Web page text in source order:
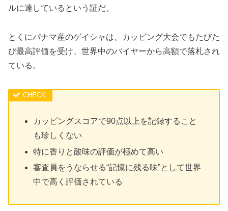
ルに達しているという証だ。
とくにパナマ産のゲイシャは、カッピング大会でもたびた
び最高評価を受け、世界中のバイヤーから高額で落札され
ている。
カッピングスコアで90点以上を記録すること
も珍しくない
特に香りと酸味の評価が極めて高い
審査員をうならせる“記憶に残る味”として世界
中で高く評価されている